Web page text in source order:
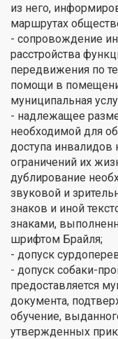
из него,
маршрутах
- сопровождение
расстройства
передвижения по
помощи в
муниципальная
- надлежащее
необходимой для
доступа инвалидов
ограничений их
дублирование
звуковой и
знаков и иной
знаками,
шрифтом Брайля;
- допуск
- допуск собаки-
предоставляется
документа,
обучение,
утвержденных